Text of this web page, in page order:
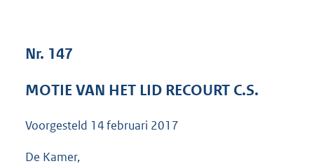
e
Nr. 147
MOTIE VAN HET LID RECOURT C.S.
Voorgesteld 14 februari 2017
De Kamer,